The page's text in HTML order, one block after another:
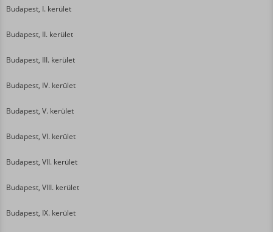
Budapest, I. kerület
Budapest, II. kerület
Budapest, III. kerület
Budapest, IV. kerület
Budapest, V. kerület
Budapest, VI. kerület
Budapest, VII. kerület
Budapest, VIII. kerület
Budapest, IX. kerület